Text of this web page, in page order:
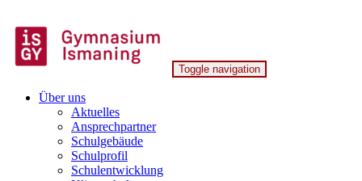
to
content
Gymnasium Ismaning
Toggle navigation
Über uns
Aktuelles
Ansprechpartner
Schulgebäude
Schulprofil
Schulentwicklung